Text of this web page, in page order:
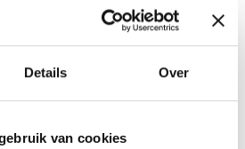
Details Over
van cookies